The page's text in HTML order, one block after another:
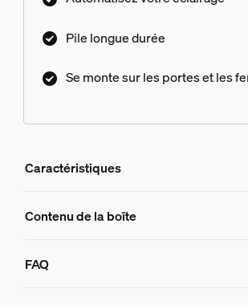
Pile longue durée
Se monte sur les portes et les
Caractéristiques
Caractéristiques
8719514487161
Contenu de la boîte
FAQ